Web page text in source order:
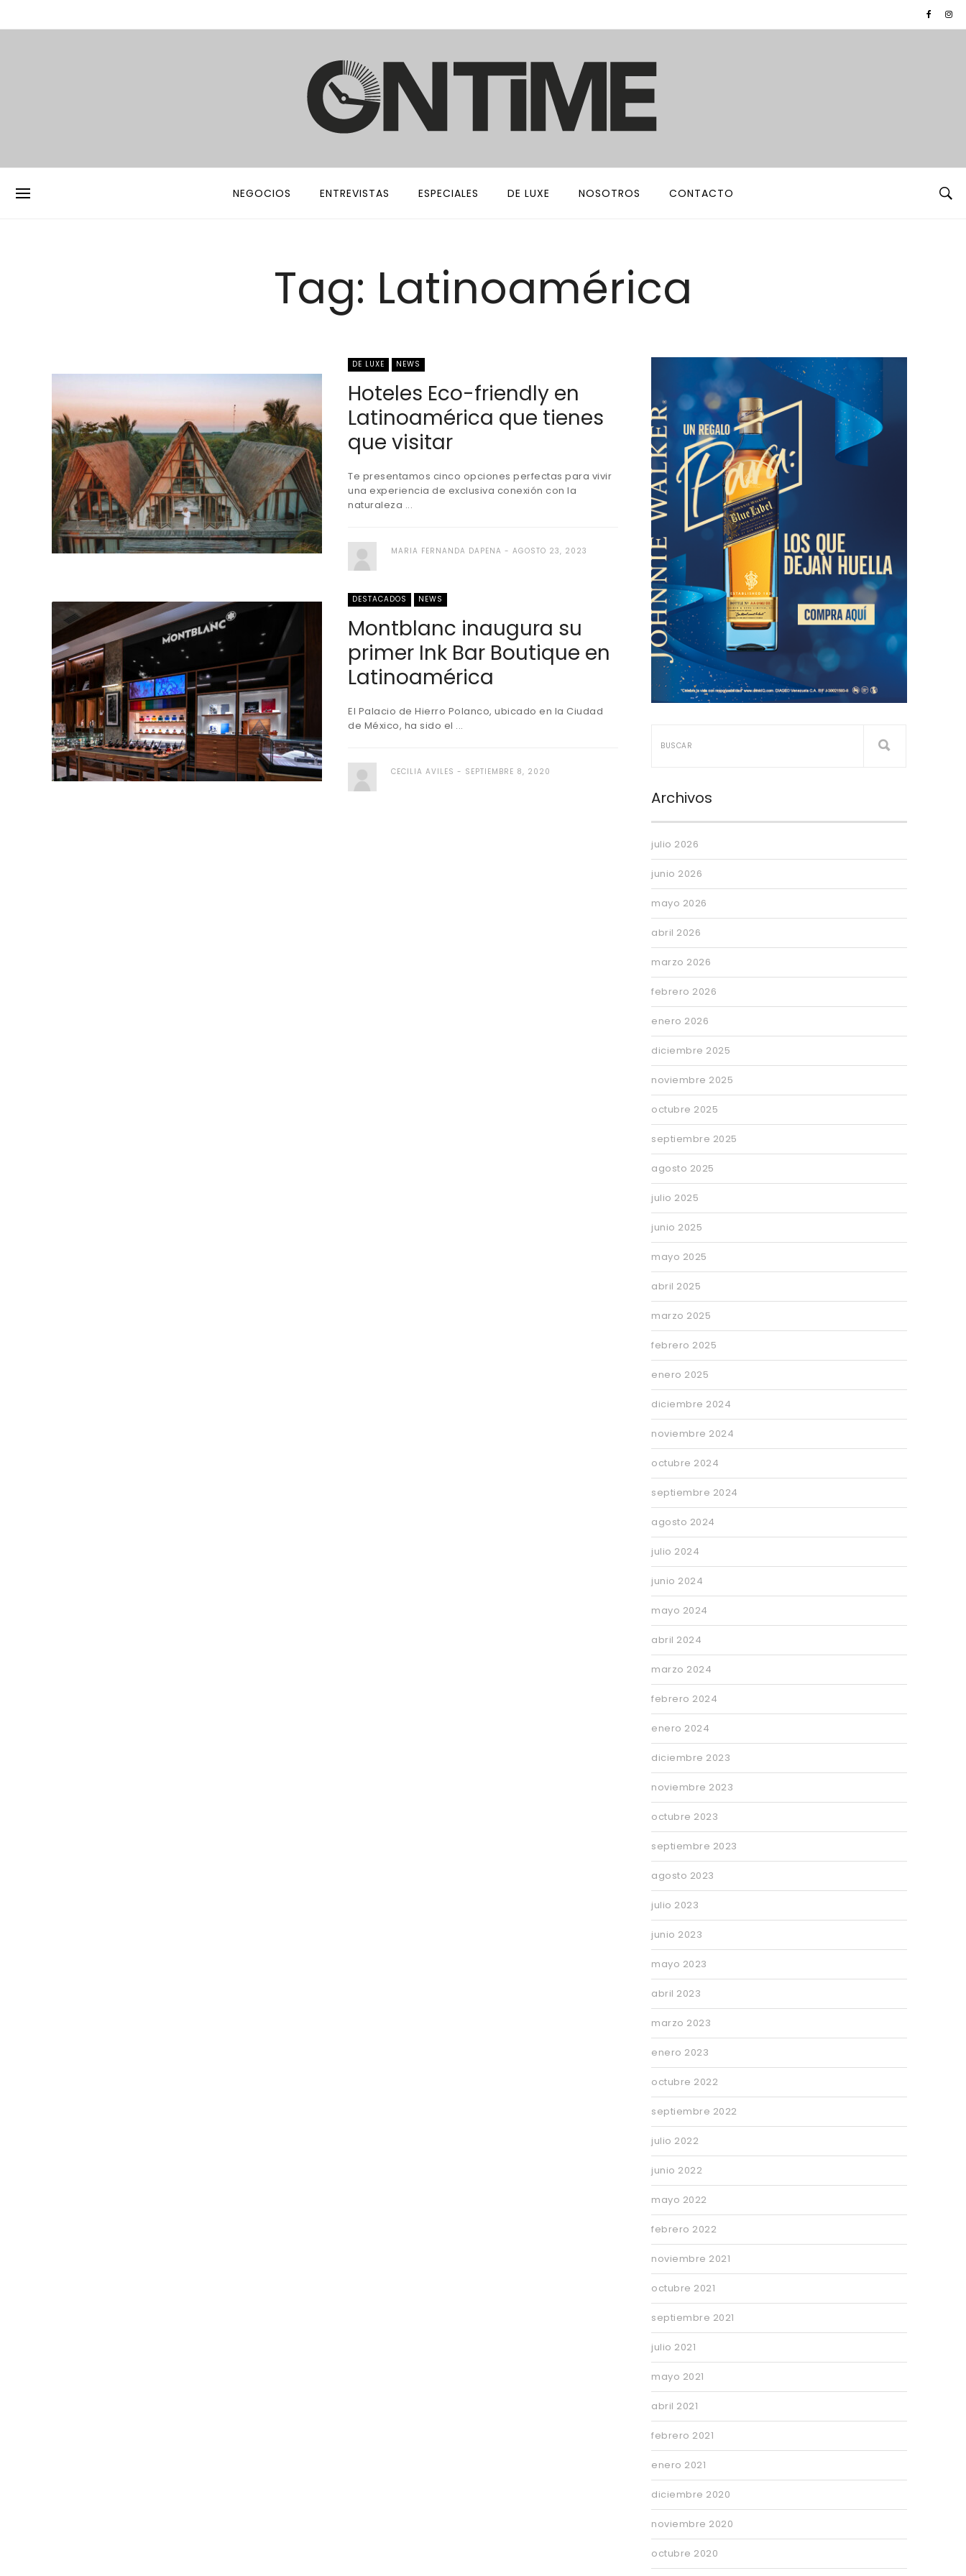
NEGOCIOS ENTREVISTAS ESPECIALES DE LUXE NOSOTROS CONTACTO
Tag: Latinoamérica
DE LUXE NEWS
Hoteles Eco-friendly en
Latinoamérica que tienes
que visitar
Te presentamos cinco opciones perfectas para vivir
una experiencia de exclusiva conexión con la
naturaleza ...
MARIA FERNANDA DAPENA AGOSTO 23, 2023
DESTACADOS NEWS
Montblanc inaugura su
primer Ink Bar Boutique en
Latinoamérica
El Palacio de Hierro Polanco, ubicado en la Ciudad
de México, ha sido el ...
CECILIA AVILES SEPTIEMBRE 8, 2020
Archivos
julio 2026
junio 2026
mayo 2026
abril 2026
marzo 2026
febrero 2026
enero 2026
diciembre 2025
noviembre 2025
octubre 2025
septiembre 2025
agosto 2025
julio 2025
junio 2025
mayo 2025
abril 2025
marzo 2025
febrero 2025
enero 2025
diciembre 2024
noviembre 2024
octubre 2024
septiembre 2024
agosto 2024
julio 2024
junio 2024
mayo 2024
abril 2024
marzo 2024
febrero 2024
enero 2024
diciembre 2023
noviembre 2023
octubre 2023
septiembre 2023
agosto 2023
julio 2023
junio 2023
mayo 2023
abril 2023
marzo 2023
enero 2023
octubre 2022
septiembre 2022
julio 2022
junio 2022
mayo 2022
febrero 2022
noviembre 2021
octubre 2021
septiembre 2021
julio 2021
mayo 2021
abril 2021
febrero 2021
enero 2021
diciembre 2020
noviembre 2020
octubre 2020